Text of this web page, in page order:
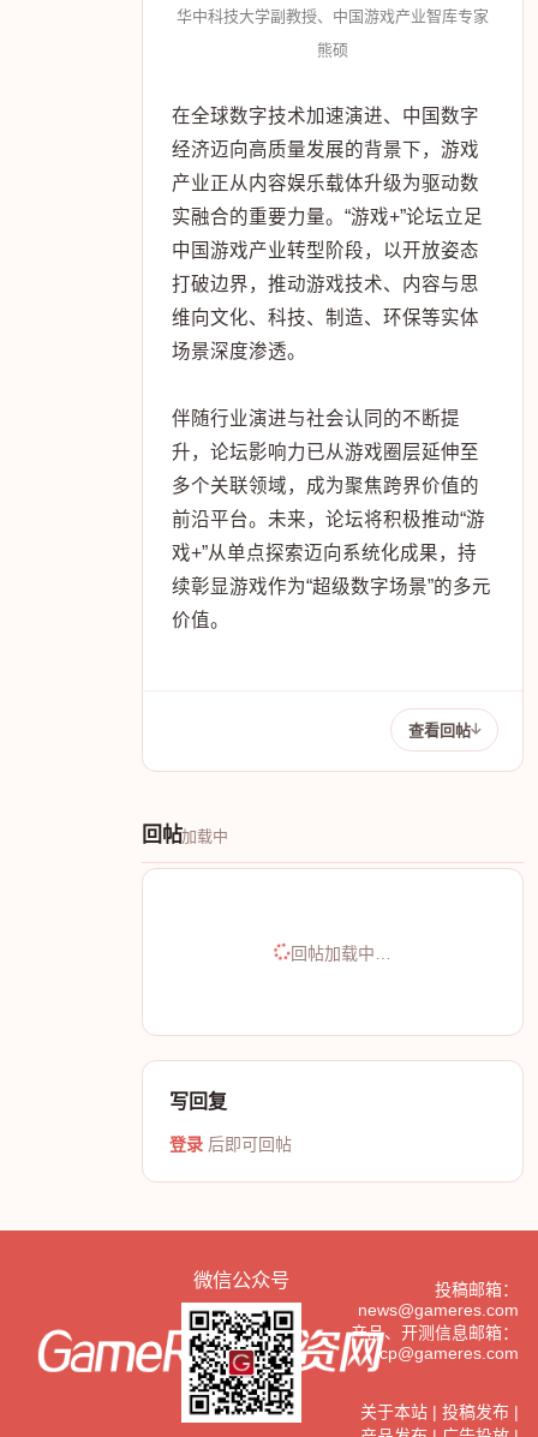
华中科技大学副教授、中国游戏产业智库专家
熊硕
在全球数字技术加速演进、中国数字
经济迈向高质量发展的背景下，游戏
实融合的重要力量。“游戏+”论坛立足
中国游戏产业转型阶段，以开放姿态
打破边界，推动游戏技术、内容与思
维向文化、科技、制造、环保等实体
场景深度渗透。
伴随行业演进与社会认同的不断提
前沿平台。未来，论坛将积极推动“游
戏+”从单点探索迈向系统化成果，持
价值。
写回复
登录后即可回帖